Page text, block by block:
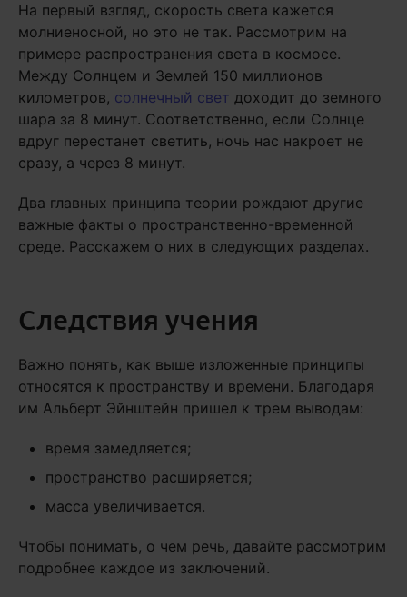
На первый взгляд, скорость света кажется
молниеносной, но это не так. Рассмотрим на
примере распространения света в космосе.
Между Солнцем и Землей 150 миллионов
километров, солнечный свет доходит до земного
шара за 8 минут. Соответственно, если Солнце
вдруг перестанет светить, ночь нас накроет не
сразу, а через 8 минут.
Два главных принципа теории рождают другие
важные факты о пространственно-временной
среде. Расскажем о них в следующих разделах.
Следствия учения
Важно понять, как выше изложенные принципы
относятся к пространству и времени. Благодаря
им Альберт Эйнштейн пришел к трем выводам:
время замедляется;
пространство расширяется;
масса увеличивается.
Чтобы понимать, о чем речь, давайте рассмотрим
подробнее каждое из заключений.